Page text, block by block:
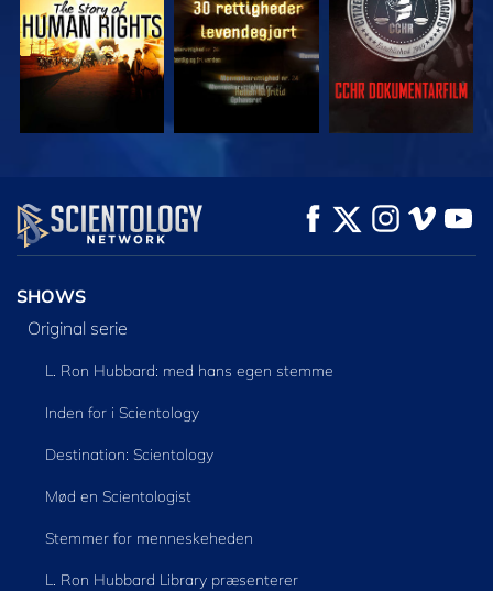
SE UDFORSK SERIEN
SHOWS
Original serie
L. Ron Hubbard: med hans egen stemme
Inden for i Scientology
Destination: Scientology
Mød en Scientologist
Stemmer for menneskeheden
L. Ron Hubbard Library præsenterer